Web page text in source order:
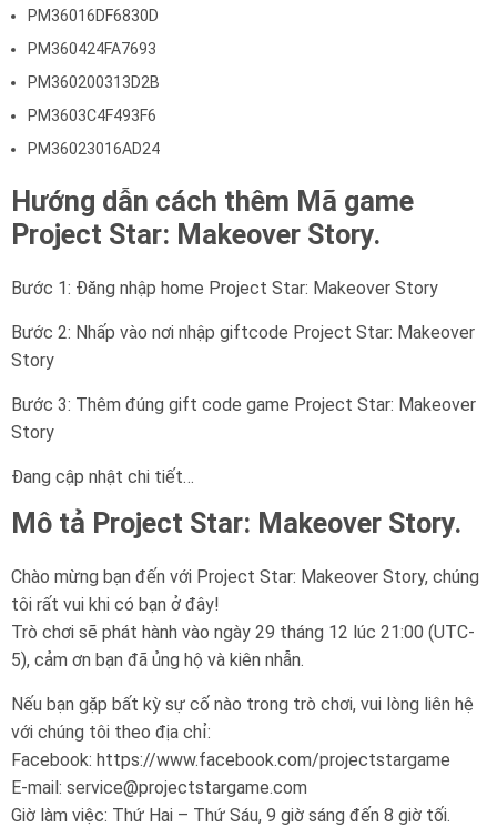
PM36016DF6830D
PM360424FA7693
PM360200313D2B
PM3603C4F493F6
PM36023016AD24
Hướng dẫn cách thêm Mã game
Project Star: Makeover Story.
Bước 1: Đăng nhập home Project Star: Makeover Story
Bước 2: Nhấp vào nơi nhập giftcode Project Star: Makeover
Story
Bước 3: Thêm đúng gift code game Project Star: Makeover
Story
Đang cập nhật chi tiết…
Mô tả Project Star: Makeover Story.
Chào mừng bạn đến với Project Star: Makeover Story, chúng
tôi rất vui khi có bạn ở đây!
Trò chơi sẽ phát hành vào ngày 29 tháng 12 lúc 21:00 (UTC-
5), cảm ơn bạn đã ủng hộ và kiên nhẫn.
Nếu bạn gặp bất kỳ sự cố nào trong trò chơi, vui lòng liên hệ
với chúng tôi theo địa chỉ:
Facebook: https://www.facebook.com/projectstargame
E-mail: service@projectstargame.com
Giờ làm việc: Thứ Hai – Thứ Sáu, 9 giờ sáng đến 8 giờ tối.